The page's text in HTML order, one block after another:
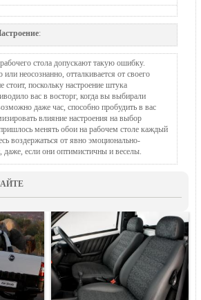
:
стола допускают такую ошибку.
неосознанно, отталкивается от своего
стоит, поскольку настроение штука
вас в восторг, когда вы выбирали
даже час, способно пробудить в вас
влияние настроения на выбор
менять обои на рабочем столе каждый
воздержаться от явно эмоционально-
если они оптимистичны и веселы.